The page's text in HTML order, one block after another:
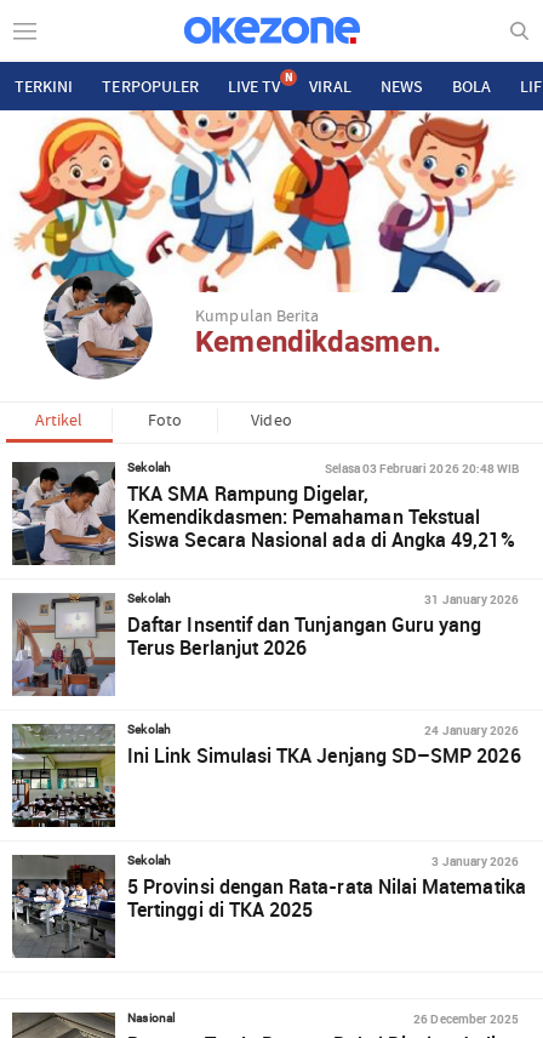
TERKINI TERPOPULER LIVE TV N VIRAL NEWS BOLA
Kumpulan Berita
Kemendikdasmen.
Artikel Foto Video
Sekolah Selasa 03 Februari 2026 20:48 WIB
TKA SMA Rampung Digelar,
Kemendikdasmen: Pemahaman Tekstual
Siswa Secara Nasional ada di Angka 49,21%
Sekolah 31 January 2026
Daftar Insentif dan Tunjangan Guru yang
Terus Berlanjut 2026
Sekolah 24 January 2026
Ini Link Simulasi TKA Jenjang SD–SMP 2026
Sekolah 3 January 2026
5 Provinsi dengan Rata-rata Nilai Matematika
Tertinggi di TKA 2025
Nasional 26 December 2025